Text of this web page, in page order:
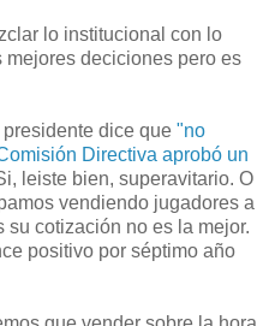
lo institucional con lo
deciciones pero es
dice que "no
Directiva aprobó un
leiste bien, superavitario. O
vendiendo jugadores a
su cotización no es la mejor.
positivo por séptimo año